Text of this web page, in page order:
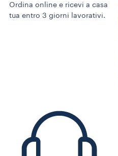
Ordina online e ricevi a casa
tua entro 3 giorni lavorativi.